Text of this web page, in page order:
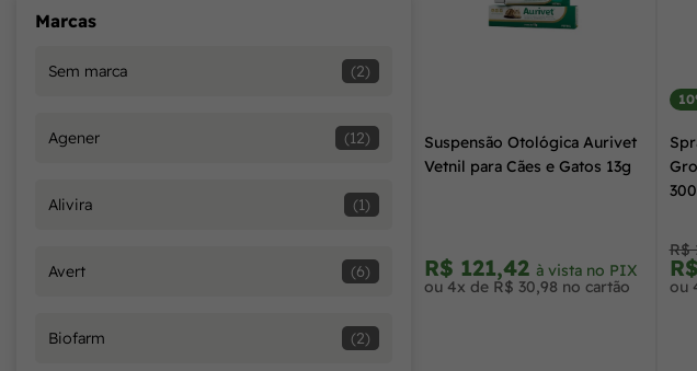
200 ml
Marcas
Sem marca (2)
Agener (12)
Alivira (1)
Avert (6)
Biofarm (2)
Suspensão Otológica Aurivet
Vetnil para Cães e Gatos 13g
R$ 121,42 à vista no PIX
ou 4x de R$ 30,98 no cartão
R$
ou